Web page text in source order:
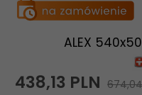
ALEX
438,13 PLN 674,04